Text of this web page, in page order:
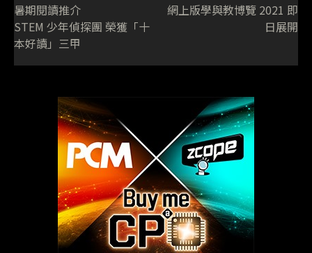
暑期閱讀推介
STEM 少年偵探團 榮獲「十
本好讀」三甲
網上版學與教博覽 2021 即
日展開